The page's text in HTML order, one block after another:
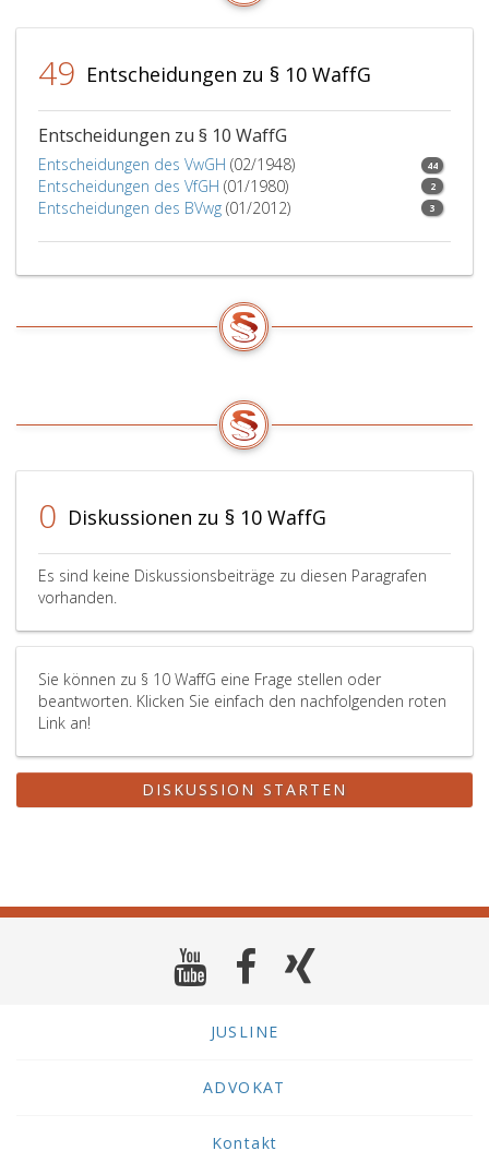
49 Entscheidungen zu § 10 WaffG
Entscheidungen zu § 10 WaffG
Entscheidungen des VwGH (02/1948) 44
Entscheidungen des VfGH (01/1980) 2
Entscheidungen des BVwg (01/2012) 3
0 Diskussionen zu § 10 WaffG
Es sind keine Diskussionsbeiträge zu diesen Paragrafen
vorhanden.
Sie können zu § 10 WaffG eine Frage stellen oder
beantworten. Klicken Sie einfach den nachfolgenden roten
Link an!
DISKUSSION STARTEN
JUSLINE
ADVOKAT
Kontakt